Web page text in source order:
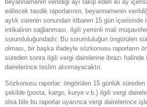
beyannamenin verildiği ayı takip eden iki ay
edilecek tasdik raporlarının, beyannamenin
aylık sürenin sonundan itibaren 15 gün içerisinde
intikalinin sağlanması, ilgili yeminli mali müşavirler
sorumluluğundadır. Bu sorumluluğun öngörülen
olması, bir başka ifadeyle sözkonusu raporların
süreden sonra ilgili vergi dairelerine ibrazı
dairelerince teslim alınmayacaktır.
Sözkonusu raporlar; öngörülen 15 günlük
şekilde (posta, kargo, kurye v.b.) ilgili vergi
olsa bile bu raporlar uyarınca vergi dairelerince